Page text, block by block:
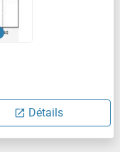
Détails